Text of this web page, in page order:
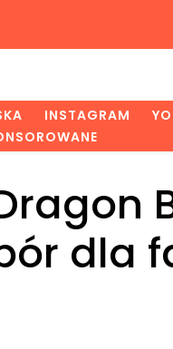
INSTAGRAM
dla